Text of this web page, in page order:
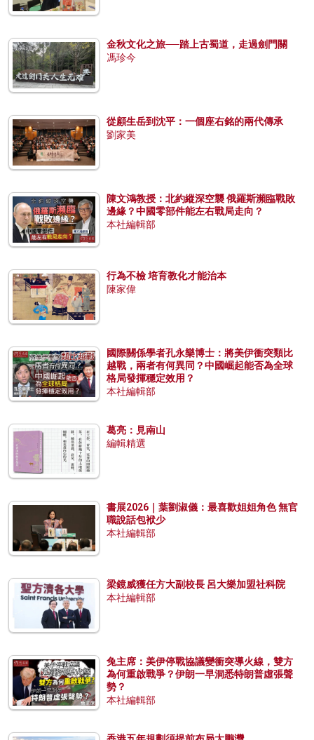
金秋文化之旅──踏上古蜀道，走過劍門關
馮珍今
從顧生岳到沈平：一個座右銘的兩代傳承
劉家美
陳文鴻教授：北約縱深空襲 俄羅斯瀕臨戰敗
邊緣？中國零部件能左右戰局走向？
本社編輯部
行為不檢 培育教化才能治本
陳家偉
國際關係學者孔永樂博士：將美伊衝突類比
越戰，兩者有何異同？中國崛起能否為全球
格局發揮穩定效用？
本社編輯部
葛亮：見南山
編輯精選
書展2026｜葉劉淑儀：最喜歡姐姐角色 無官
職說話包袱少
本社編輯部
梁鏡威獲任方大副校長 呂大樂加盟社科院
本社編輯部
兔主席：美伊停戰協議變衝突導火線，雙方
為何重啟戰爭？伊朗一早洞悉特朗普虛張聲
勢？
本社編輯部